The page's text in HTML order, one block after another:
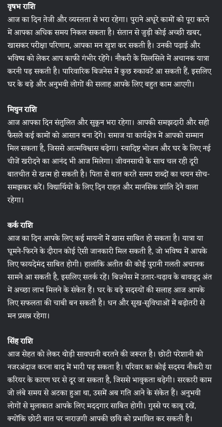
वृषभ राशि
आज का दिन तेजी और व्यस्तता से भरा रहेगा। पुराने अधूरे कामों को पूरा करने
में आपका अधिक समय निकल सकता है। संतान से जुड़ी कोई अच्छी खबर,
खासकर परीक्षा परिणाम, आपका मन खुश कर सकती है। उनकी पढ़ाई और
भविष्य को लेकर आप काफी गंभीर रहेंगे। नौकरी के सिलसिले में अचानक यात्रा
करनी पड़ सकती है। पारिवारिक बिजनेस में कुछ रुकावटें आ सकती हैं, इसलिए
घर के बड़े और अनुभवी लोगों की सलाह आपके लिए बहुत काम आएगी।
मिथुन राशि
आज आपका दिन संतुलित और सुकून भरा रहेगा। आपकी समझदारी और सही
फैसले कई कामों को आसान बना देंगे। समाज या कार्यक्षेत्र में आपको सम्मान
मिल सकता है, जिससे आत्मविश्वास बढ़ेगा। स्वादिष्ट भोजन और घर के लिए नई
चीजें खरीदने का आनंद भी आज मिलेगा। जीवनसाथी के साथ चल रही दूरी
बातचीत से खत्म हो सकती है। पिता से बात करते समय शब्दों का चयन सोच-
समझकर करें। विद्यार्थियों के लिए दिन राहत और मानसिक शांति देने वाला
रहेगा।
कर्क राशि
आज का दिन आपके लिए कई मायनों में खास साबित हो सकता है। यात्रा या
घूमने-फिरने के दौरान कोई ऐसी जानकारी मिल सकती है, जो भविष्य में आपके
लिए फायदेमंद साबित होगी। हालांकि अतीत की कोई पुरानी गलती अचानक
सामने आ सकती है, इसलिए सतर्क रहें। बिजनेस में उतार-चढ़ाव के बावजूद अंत
में अच्छा लाभ मिलने के संकेत हैं। घर के बड़े सदस्यों की सलाह आज आपके
लिए सफलता की चाबी बन सकती है। धन और सुख-सुविधाओं में बढ़ोतरी से
मन प्रसन्न रहेगा।
सिंह राशि
आज सेहत को लेकर थोड़ी सावधानी बरतने की जरूरत है। छोटी परेशानी को
नजरअंदाज करना बाद में भारी पड़ सकता है। परिवार का कोई सदस्य नौकरी या
करियर के कारण घर से दूर जा सकता है, जिससे भावुकता बढ़ेगी। सरकारी काम
जो लंबे समय से अटका हुआ था, उसमें अब गति आने के संकेत हैं। अनुभवी
लोगों से मुलाकात आपके लिए मददगार साबित होगी। गुस्से पर काबू रखें,
क्योंकि छोटी बात पर नाराज़गी आपकी छवि को प्रभावित कर सकती है।